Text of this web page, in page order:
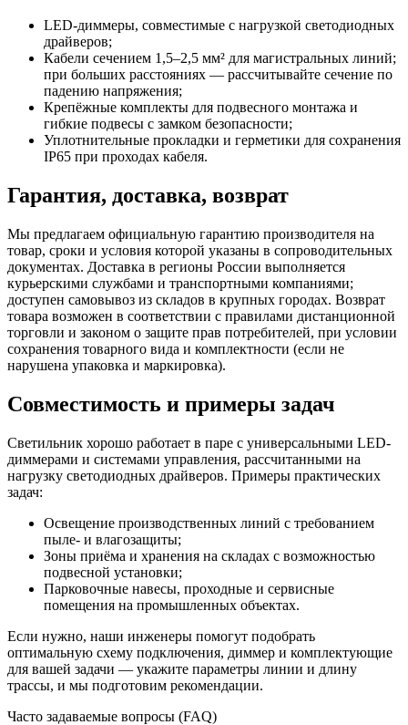
LED-диммеры, совместимые с нагрузкой светодиодных
драйверов;
Кабели сечением 1,5–2,5 мм² для магистральных линий;
при больших расстояниях — рассчитывайте сечение по
падению напряжения;
Крепёжные комплекты для подвесного монтажа и
гибкие подвесы с замком безопасности;
Уплотнительные прокладки и герметики для сохранения
IP65 при проходах кабеля.
Гарантия, доставка, возврат
Мы предлагаем официальную гарантию производителя на
товар, сроки и условия которой указаны в сопроводительных
документах. Доставка в регионы России выполняется
курьерскими службами и транспортными компаниями;
доступен самовывоз из складов в крупных городах. Возврат
товара возможен в соответствии с правилами дистанционной
торговли и законом о защите прав потребителей, при условии
сохранения товарного вида и комплектности (если не
нарушена упаковка и маркировка).
Совместимость и примеры задач
Светильник хорошо работает в паре с универсальными LED-
диммерами и системами управления, рассчитанными на
нагрузку светодиодных драйверов. Примеры практических
задач:
Освещение производственных линий с требованием
пыле- и влагозащиты;
Зоны приёма и хранения на складах с возможностью
подвесной установки;
Парковочные навесы, проходные и сервисные
помещения на промышленных объектах.
Если нужно, наши инженеры помогут подобрать
оптимальную схему подключения, диммер и комплектующие
для вашей задачи — укажите параметры линии и длину
трассы, и мы подготовим рекомендации.
Часто задаваемые вопросы (FAQ)